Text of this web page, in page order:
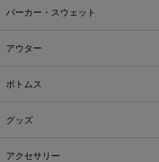
パーカー・スウェット
アウター
ボトムス
グッズ
アクセサリー